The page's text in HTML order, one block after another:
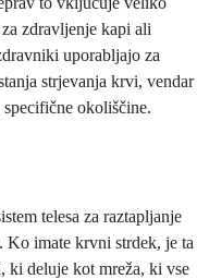
zdravljenje kapi ali
uporabljajo za
strjevanja krvi, vendar
okoliščine.
telesa za raztapljanje
imate krvni strdek, je ta
ki deluje kot mreža, ki vse